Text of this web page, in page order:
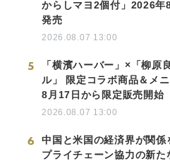
からしマヨ2個付」2026年
発売
2026.08.07 13:00
5
「横濱ハーバー」×「柳原
ル」 限定コラボ商品＆メ
8月17日から限定販売開始
2026.08.07 13:00
6
中国と米国の経済界が関係
プライチェーン協力の新た